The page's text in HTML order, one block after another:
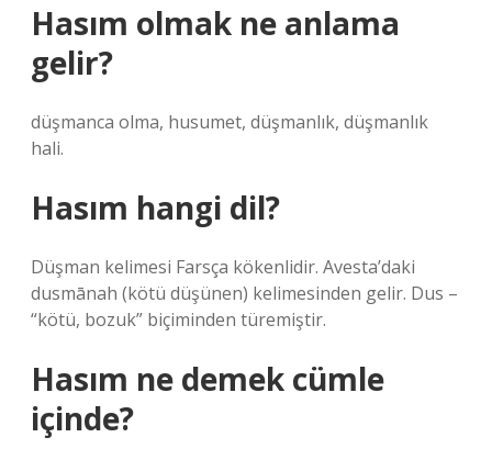
Hasım olmak ne anlama
gelir?
düşmanca olma, husumet, düşmanlık, düşmanlık
hali.
Hasım hangi dil?
Düşman kelimesi Farsça kökenlidir. Avesta’daki
dusmānah (kötü düşünen) kelimesinden gelir. Dus –
“kötü, bozuk” biçiminden türemiştir.
Hasım ne demek cümle
içinde?